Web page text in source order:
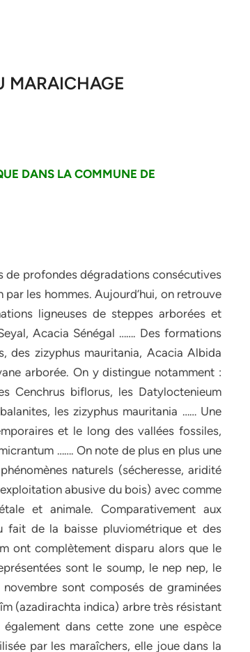
MARAICHAGE
DANS LA COMMUNE DE
de profondes dégradations consécutives
les hommes. Aujourd’hui, on retrouve
ligneuses de steppes arborées et
Acacia Sénégal ……. Des formations
des zizyphus mauritania, Acacia Albida
arborée. On y distingue notamment :
Cenchrus biflorus, les Datyloctenieum
les zizyphus mauritania …… Une
et le long des vallées fossiles,
……. On note de plus en plus une
naturels (sécheresse, aridité
abusive du bois) avec comme
et animale. Comparativement aux
fait de la baisse pluviométrique et des
ont complètement disparu alors que le
sont le soump, le nep nep, le
sont composés de graminées
(azadirachta indica) arbre très résistant
dans cette zone une espèce
par les maraîchers, elle joue dans la